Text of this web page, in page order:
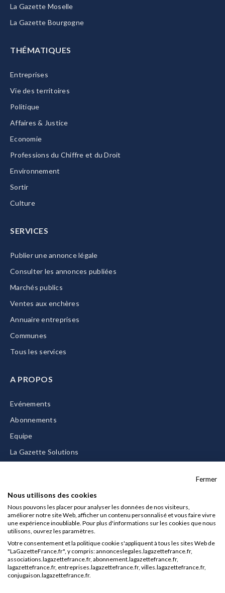
La Gazette Moselle
La Gazette Bourgogne
THÉMATIQUES
Entreprises
Vie des territoires
Politique
Affaires & Justice
Economie
Professions du Chiffre et du Droit
Environnement
Sortir
Culture
SERVICES
Publier une annonce légale
Consulter les annonces publiées
Marchés publics
Ventes aux enchères
Annuaire entreprises
Communes
Tous les services
A PROPOS
Evénements
Abonnements
Equipe
La Gazette Solutions
Mentions légales
CGU/CGV
Données personnelles
Charte sur les cookies
Gérer vos cookies
Fermer
Nous utilisons des cookies
Nous pouvons les placer pour analyser les données de nos visiteurs,
améliorer notre site Web, afficher un contenu personnalisé et vous faire vivre
une expérience inoubliable. Pour plus d'informations sur les cookies que nous
utilisons, ouvrez les paramètres.
Votre consentement et la politique cookie s'appliquent à tous les sites Web de
"LaGazetteFrance.fr", y compris: annonceslegales.lagazettefrance.fr,
associations.lagazettefrance.fr, abonnement.lagazettefrance.fr,
lagazettefrance.fr, entreprises.lagazettefrance.fr, villes.lagazettefrance.fr,
conjugaison.lagazettefrance.fr.